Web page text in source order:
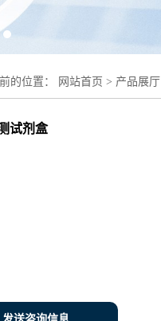
的位置： 网站首页 > 产品展厅
试剂盒